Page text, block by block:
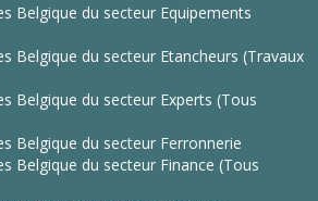
Belgique du secteur Equipements
Belgique du secteur Etancheurs (Travaux
Belgique du secteur Experts (Tous
Belgique du secteur Ferronnerie
Belgique du secteur Finance (Tous